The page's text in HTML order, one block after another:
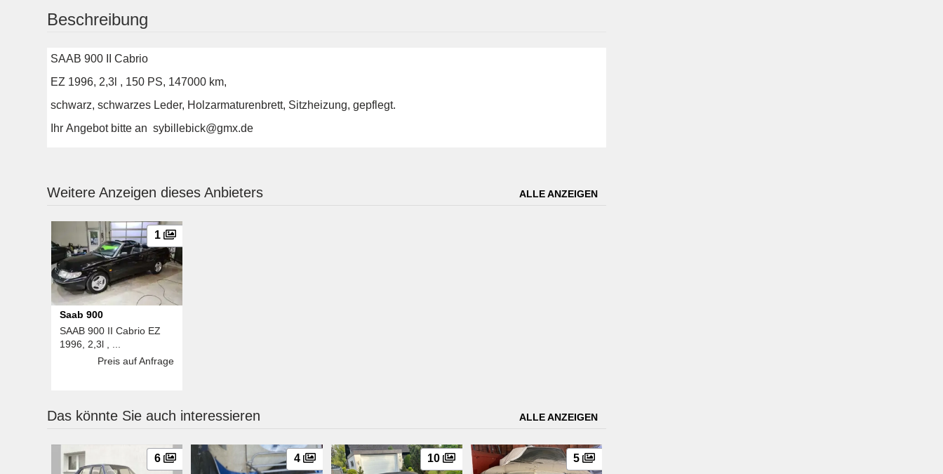
Beschreibung
SAAB 900 II Cabrio
EZ 1996, 2,3l , 150 PS, 147000 km,
schwarz, schwarzes Leder, Holzarmaturenbrett, Sitzheizung, gepflegt.
Ihr Angebot bitte an sybillebick@gmx.de
Weitere Anzeigen dieses Anbieters ALLE ANZEIGEN
1
Saab 900
SAAB 900 II Cabrio EZ
1996, 2,3l , ...
Preis auf Anfrage
Das könnte Sie auch interessieren ALLE ANZEIGEN
6 4 10 5